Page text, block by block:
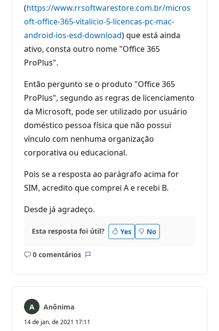
(https://www.rrsoftwarestore.com.br/micros
oft-office-365-vitalicio-5-licencas-pc-mac-
android-ios-esd-download) que está ainda
ativo, consta outro nome "Office 365
ProPlus".
Então pergunto se o produto "Office 365
ProPlus", segundo as regras de licenciamento
da Microsoft, pode ser utilizado por usuário
doméstico pessoa física que não possui
vínculo com nenhuma organização
corporativa ou educacional.
Pois se a resposta ao parágrafo acima for
SIM, acredito que comprei A e recebi B.
Desde já agradeço.
Esta resposta foi útil? Yes No
0 comentários
Sem
Anônima
14 de jan. de 2021 17:11